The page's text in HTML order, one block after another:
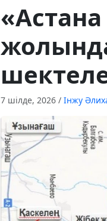
7 шілде, 2026 / Інжу